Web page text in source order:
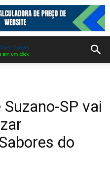
SP vai
do